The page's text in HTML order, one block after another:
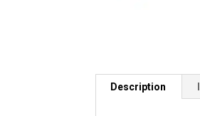
Description